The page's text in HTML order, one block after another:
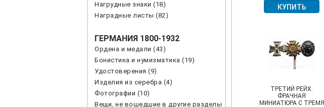
Нагрудные знаки (18)
Наградные листы (82)
ГЕРМАНИЯ 1800-1932
Ордена и медали (43)
Бонистика и нумизматика (19)
Удостоверения (9)
Изделия из серебра (4)
Фотографии (10)
Вещи, не вошедшие в другие разделы
КУПИТЬ
ТРЕТИЙ РЕЙХ.
ФРАЧНАЯ
МИНИАТЮРА С ТРЕМЯ